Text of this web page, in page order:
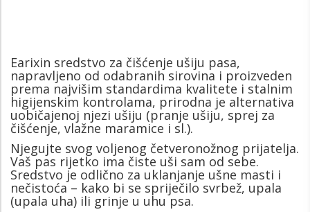
Earixin sredstvo za čišćenje ušiju pasa,
napravljeno od odabranih sirovina i proizveden
prema najvišim standardima kvalitete i stalnim
higijenskim kontrolama, prirodna je alternativa
uobičajenoj njezi ušiju (pranje ušiju, sprej za
čišćenje, vlažne maramice i sl.).
Njegujte svog voljenog četveronožnog prijatelja.
Vaš pas rijetko ima čiste uši sam od sebe.
Sredstvo je odlično za uklanjanje ušne masti i
nečistoća – kako bi se spriječilo svrbež, upala
(upala uha) ili grinje u uhu psa.